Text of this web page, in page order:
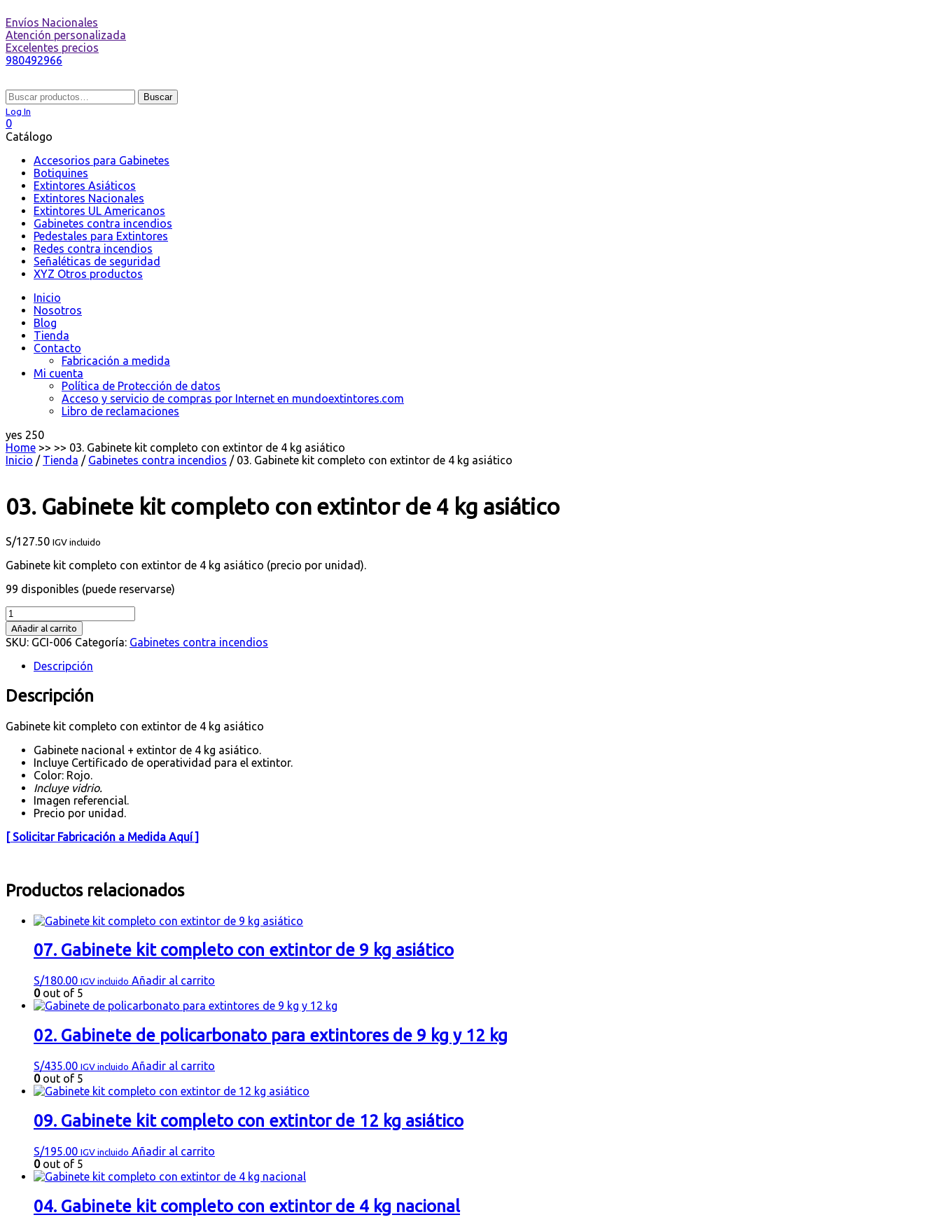
Envíos Nacionales
Atención personalizada
Excelentes precios
980492966
Buscar
por:
Buscar
Log In
0
Catálogo
Accesorios para Gabinetes
Botiquines
Extintores Asiáticos
Extintores Nacionales
Extintores UL Americanos
Gabinetes contra incendios
Pedestales para Extintores
Redes contra incendios
Señaléticas de seguridad
XYZ Otros productos
Inicio
Nosotros
Blog
Tienda
Contacto
Fabricación a medida
Mi cuenta
Política de Protección de datos
Acceso y servicio de compras por Internet en mundoextintores.com
Libro de reclamaciones
yes 250
Home >> >> 03. Gabinete kit completo con extintor de 4 kg asiático
Inicio / Tienda / Gabinetes contra incendios / 03. Gabinete kit completo con extintor de 4 kg asiático
03. Gabinete kit completo con extintor de 4 kg asiático
S/127.50 IGV incluido
Gabinete kit completo con extintor de 4 kg asiático (precio por unidad).
99 disponibles (puede reservarse)
03.
Gabinete
kit
completo
con
extintor
de
4
asiático
Añadir al carrito
SKU: GCI-006 Categoría: Gabinetes contra incendios
Descripción
Descripción
Gabinete kit completo con extintor de 4 kg asiático
Gabinete nacional + extintor de 4 kg asiático.
Incluye Certificado de operatividad para el extintor.
Color: Rojo.
Incluye vidrio.
Imagen referencial.
Precio por unidad.
[ Solicitar Fabricación a Medida Aquí ]
Productos relacionados
07. Gabinete kit completo con extintor de 9 kg asiático
S/180.00 IGV incluido Añadir al carrito
0out of 5
02. Gabinete de policarbonato para extintores de 9 kg y 12 kg
S/435.00 IGV incluido Añadir al carrito
0out of 5
09. Gabinete kit completo con extintor de 12 kg asiático
S/195.00 IGV incluido Añadir al carrito
0out of 5
04. Gabinete kit completo con extintor de 4 kg nacional